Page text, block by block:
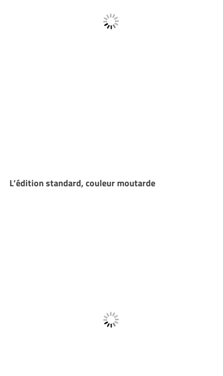
L’édition standard, couleur moutarde